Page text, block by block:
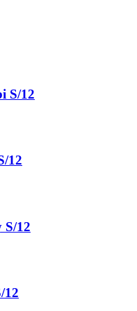
S/12
12
S/12
12